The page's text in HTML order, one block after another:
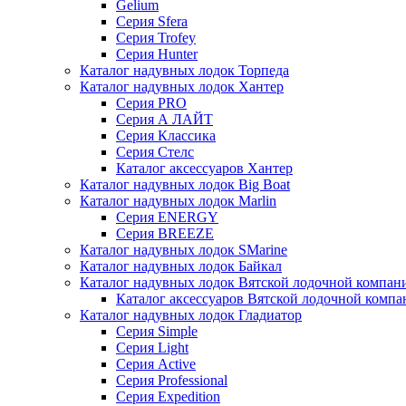
Gelium
Серия Sfera
Серия Trofey
Серия Hunter
Каталог надувных лодок Торпеда
Каталог надувных лодок Хантер
Серия PRO
Серия А ЛАЙТ
Серия Классика
Серия Стелс
Каталог аксессуаров Хантер
Каталог надувных лодок Big Boat
Каталог надувных лодок Marlin
Серия ENERGY
Серия BREEZE
Каталог надувных лодок SMarine
Каталог надувных лодок Байкал
Каталог надувных лодок Вятской лодочной
Каталог аксессуаров Вятской лодочной
Каталог надувных лодок Гладиатор
Серия Simple
Серия Light
Серия Active
Серия Professional
Серия Expedition